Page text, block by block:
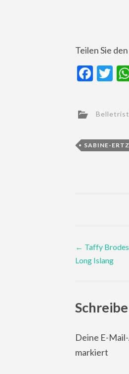
Teilen Sie
SABINE-ERTZ
Post
← Taffy
Long Islang
Deine E-
markiert